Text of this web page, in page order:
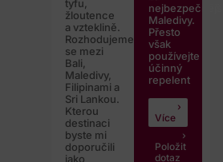
tyfu,
žloutence
a vzteklině.
Rozhodujeme
se mezi
Bali,
Maledivy,
Filipinami a
Sri Lankou.
Kterou
destinaci
byste mi
doporučili
jako
Maledivy.
Přesto
však
používejte
účinný
repelent
Více
Položit
dotaz